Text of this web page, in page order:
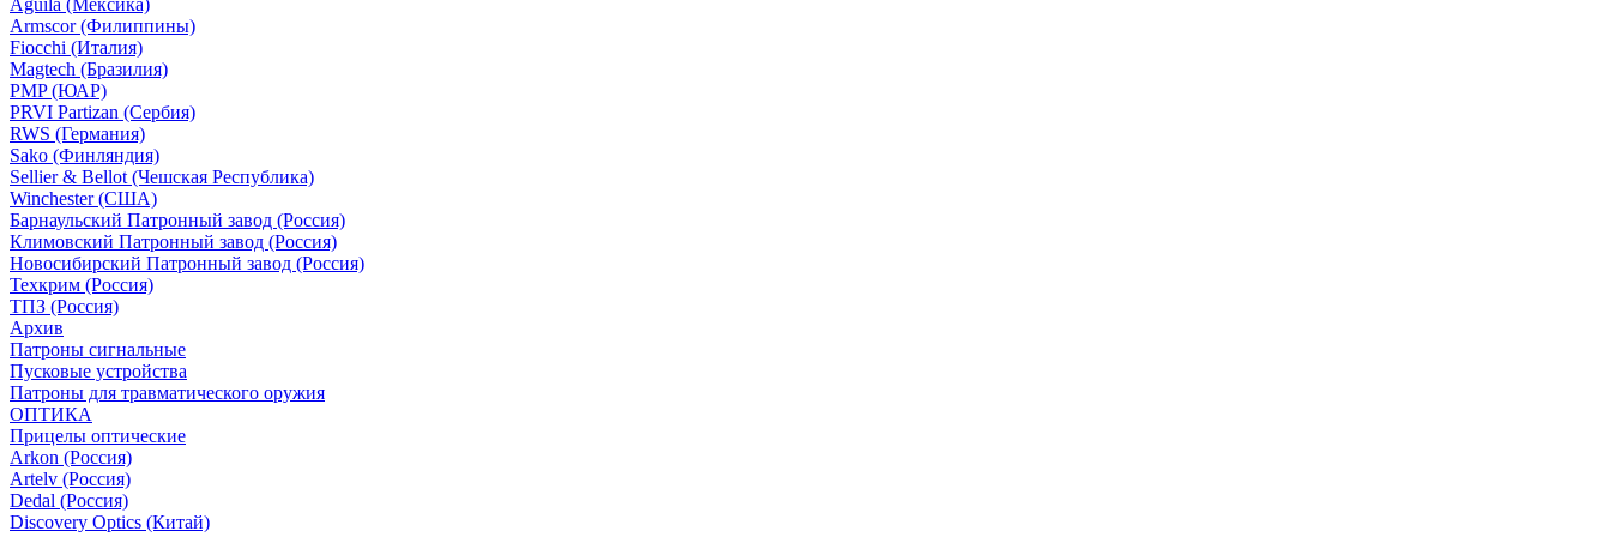
Aguila (Мексика)
Armscor (Филиппины)
Fiocchi (Италия)
Magtech (Бразилия)
PMP (ЮАР)
PRVI Partizan (Сербия)
RWS (Германия)
Sako (Финляндия)
Sellier & Bellot (Чешская Республика)
Winchester (США)
Барнаульский Патронный завод (Россия)
Климовский Патронный завод (Россия)
Новосибирский Патронный завод (Россия)
Техкрим (Россия)
ТПЗ (Россия)
Архив
Патроны сигнальные
Пусковые устройства
Патроны для травматического оружия
ОПТИКА
Прицелы оптические
Arkon (Россия)
Artelv (Россия)
Dedal (Россия)
Discovery Optics (Китай)